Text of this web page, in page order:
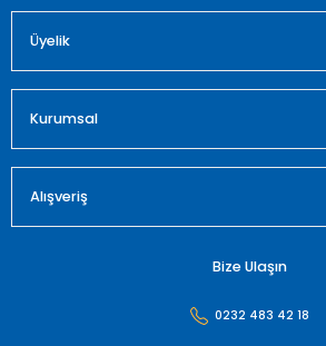
Üyelik
Kurumsal
Alışveriş
Bize Ulaşın
0232 483 42 18